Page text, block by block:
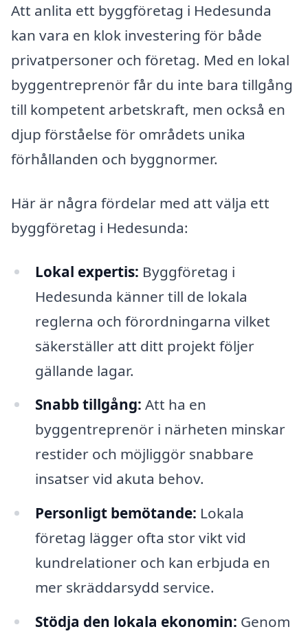
Att anlita ett byggföretag i Hedesunda
kan vara en klok investering för både
privatpersoner och företag. Med en lokal
byggentreprenör får du inte bara tillgång
till kompetent arbetskraft, men också en
djup förståelse för områdets unika
förhållanden och byggnormer.
Här är några fördelar med att välja ett
byggföretag i Hedesunda:
Lokal expertis: Byggföretag i
Hedesunda känner till de lokala
reglerna och förordningarna vilket
säkerställer att ditt projekt följer
gällande lagar.
Snabb tillgång: Att ha en
byggentreprenör i närheten minskar
restider och möjliggör snabbare
insatser vid akuta behov.
Personligt bemötande: Lokala
företag lägger ofta stor vikt vid
kundrelationer och kan erbjuda en
mer skräddarsydd service.
Stödja den lokala ekonomin: Genom